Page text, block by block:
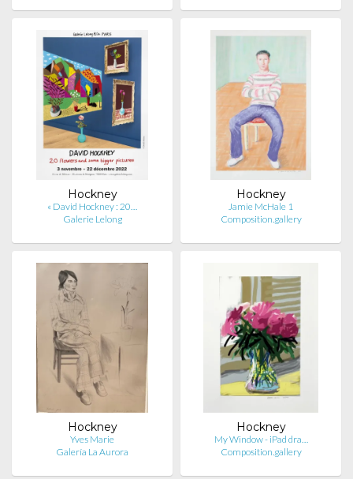
Hockney
« David Hockney : 20…
Galerie Lelong
Hockney
Jamie McHale 1
Composition.gallery
Hockney
Yves Marie
Galería La Aurora
Hockney
My Window - iPad dra…
Composition.gallery